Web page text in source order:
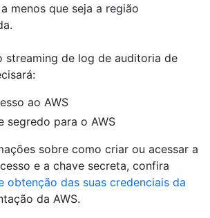
menos que seja a região
streaming de log de auditoria de
ao AWS
segredo para o AWS
sobre como criar ou acessar a
e a chave secreta, confira
obtenção das suas credenciais da
da AWS.